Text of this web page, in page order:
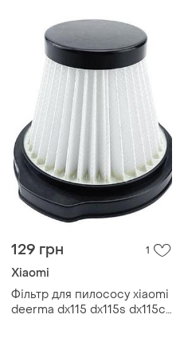
129 грн 1
Xiaomi
Фільтр для пилососу xiaomi
deerma dx115 dx115s dx115c